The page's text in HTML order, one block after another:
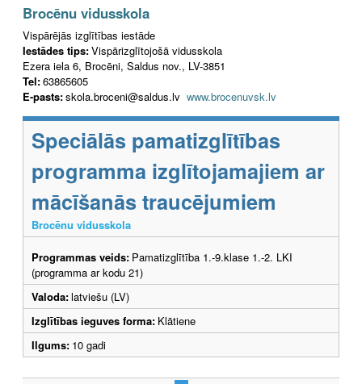
Brocēnu vidusskola
Vispārējās izglītības iestāde
Iestādes tips:Vispārizglītojošā vidusskola
Ezera iela 6, Brocēni, Saldus nov., LV-3851
Tel:63865605
E-pasts:skola.broceni@saldus.lv www.brocenuvsk.lv
Speciālās pamatizglītības
programma izglītojamajiem ar
mācīšanās traucējumiem
Brocēnu vidusskola
Programmas veids: Pamatizglītība 1.-9.klase 1.-2. LKI
(programma ar kodu 21)
Valoda:latviešu (LV)
Izglītības ieguves forma: Klātiene
Ilgums: 10 gadi